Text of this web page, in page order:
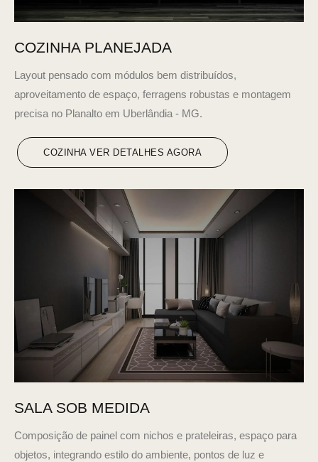
COZINHA PLANEJADA
Layout pensado com módulos bem distribuídos,
aproveitamento de espaço, ferragens robustas e montagem
precisa no Planalto em Uberlândia - MG.
COZINHA VER DETALHES AGORA
SALA SOB MEDIDA
Composição de painel com nichos e prateleiras, espaço para
objetos, integrando estilo do ambiente, pontos de luz e